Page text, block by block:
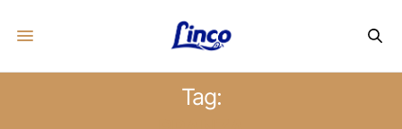
Tag: